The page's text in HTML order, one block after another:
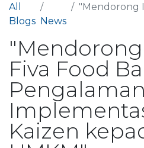
All
Blogs News
"Mendorong Inovasi: Fiva Food Bagikan
"Mendorong
Fiva Food
Pengalaman
Kaizen